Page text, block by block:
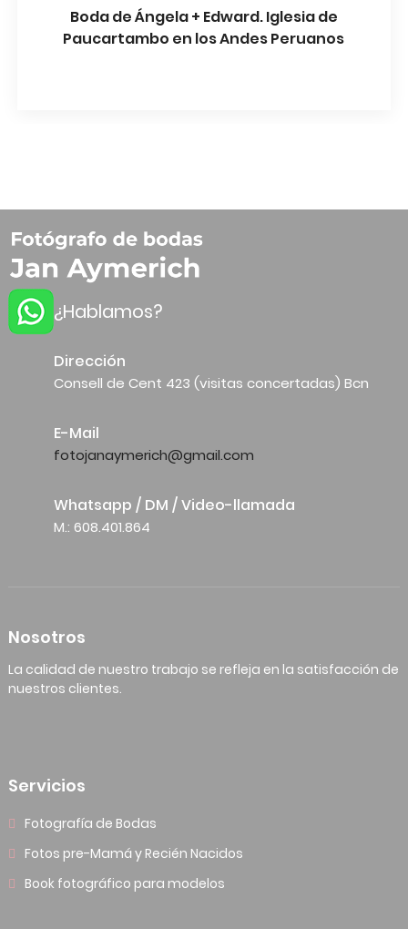
Boda de Ángela + Edward. Iglesia de
Paucartambo en los Andes Peruanos
¿Hablamos?
Dirección
Consell de Cent 423 (visitas concertadas) Bcn
E-Mail
fotojanaymerich@gmail.com
Whatsapp / DM / Video-llamada
M.: 608.401.864
Nosotros
La calidad de nuestro trabajo se refleja en la satisfacción de
nuestros clientes.
Servicios
Fotografía de Bodas
Fotos pre-Mamá y Recién Nacidos
Book fotográfico para modelos